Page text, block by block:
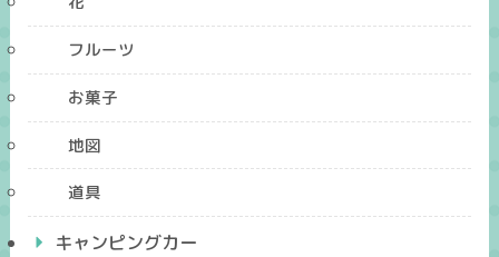
フルーツ
お菓子
地図
道具
キャンピングカー